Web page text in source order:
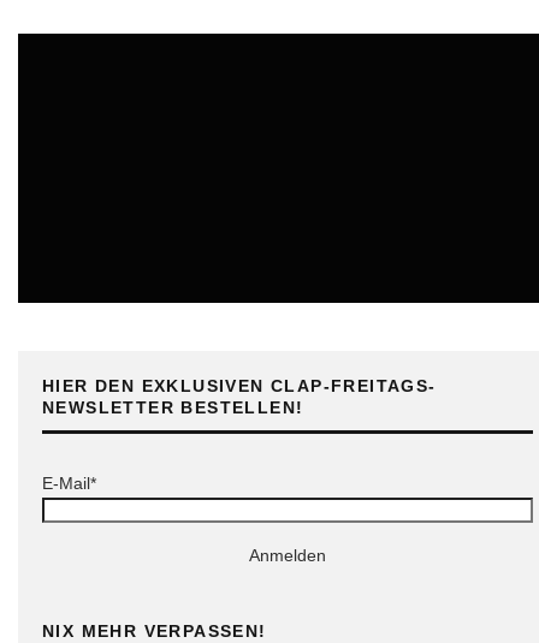
HIER DEN EXKLUSIVEN CLAP-FREITAGS-
NEWSLETTER BESTELLEN!
E-Mail*
Anmelden
NIX MEHR VERPASSEN!